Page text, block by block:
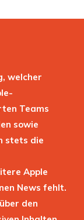
welcher
Teams
sowie
stets die
Apple
News fehlt.
den